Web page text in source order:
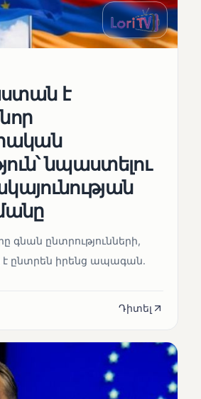
է
նպաստելու
գնան ընտրությունների,
է ընտրեն իրենց ապագան.
Դիտել